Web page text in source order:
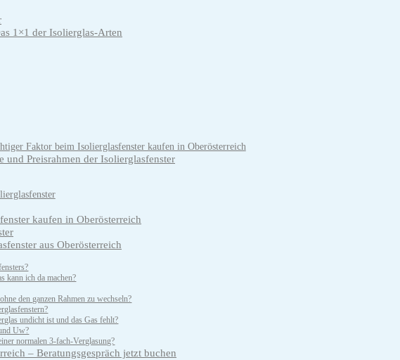
1×1 der Isolierglas-Arten
Faktor beim Isolierglasfenster kaufen in Oberösterreich
Preisrahmen der Isolierglasfenster
kaufen in Oberösterreich
aus Oberösterreich
kann ich da machen?
den ganzen Rahmen zu wechseln?
undicht ist und das Gas fehlt?
Uw?
normalen 3-fach-Verglasung?
– Beratungsgespräch jetzt buchen